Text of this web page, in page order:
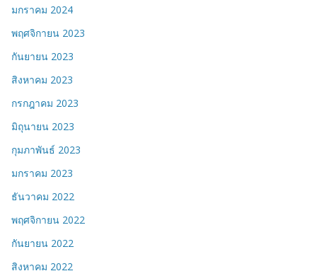
มกราคม 2024
พฤศจิกายน 2023
กันยายน 2023
สิงหาคม 2023
กรกฎาคม 2023
มิถุนายน 2023
กุมภาพันธ์ 2023
มกราคม 2023
ธันวาคม 2022
พฤศจิกายน 2022
กันยายน 2022
สิงหาคม 2022